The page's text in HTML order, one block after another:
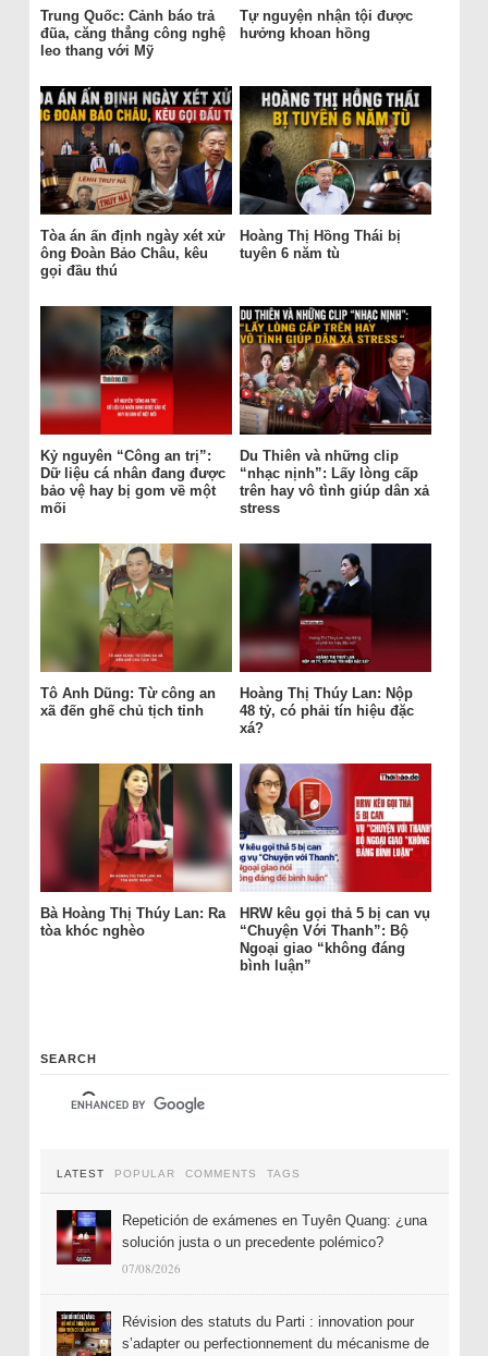
Trung Quốc: Cảnh báo trả
đũa, căng thẳng công nghệ
leo thang với Mỹ
Tự nguyện nhận tội được
hưởng khoan hồng
Tòa án ấn định ngày xét xử
ông Đoàn Bảo Châu, kêu
gọi đầu thú
Hoàng Thị Hồng Thái bị
tuyên 6 năm tù
Kỷ nguyên “Công an trị”:
Dữ liệu cá nhân đang được
bảo vệ hay bị gom về một
mối
Du Thiên và những clip
“nhạc nịnh”: Lấy lòng cấp
trên hay vô tình giúp dân xả
stress
Tô Anh Dũng: Từ công an
xã đến ghế chủ tịch tỉnh
Hoàng Thị Thúy Lan: Nộp
48 tỷ, có phải tín hiệu đặc
xá?
Bà Hoàng Thị Thúy Lan: Ra
tòa khóc nghèo
HRW kêu gọi thả 5 bị can vụ
“Chuyện Với Thanh”: Bộ
Ngoại giao “không đáng
bình luận”
SEARCH
LATEST POPULAR COMMENTS TAGS
Repetición de exámenes en Tuyên Quang: ¿una
solución justa o un precedente polémico?
07/08/2026
Révision des statuts du Parti : innovation pour
s’adapter ou perfectionnement du mécanisme de